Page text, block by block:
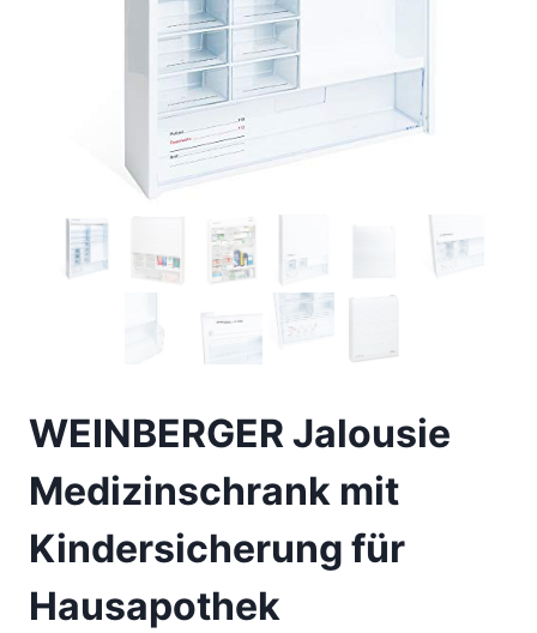
WEINBERGER Jalousie
Medizinschrank mit
Kindersicherung für
Hausapothek